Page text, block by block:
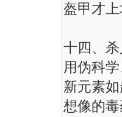
盔甲才上
十四、
用伪科
新元素
想像的